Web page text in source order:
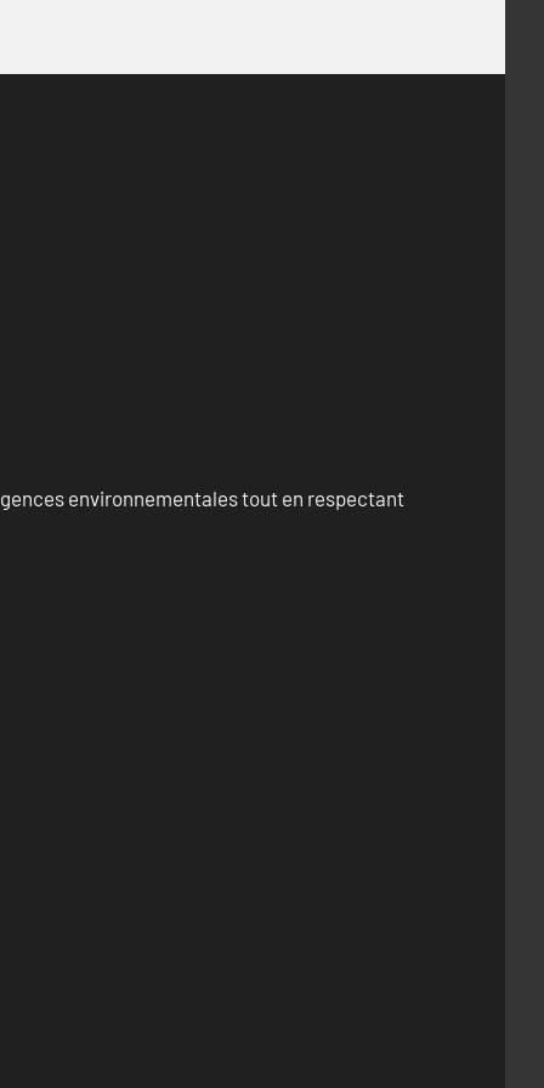
environnementales tout en respectant